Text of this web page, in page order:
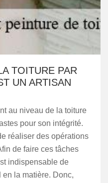
TOITURE PAR
UN ARTISAN
au niveau de la toiture
pour son intégrité.
réaliser des opérations
de faire ces tâches
indispensable de
la matière. Donc,